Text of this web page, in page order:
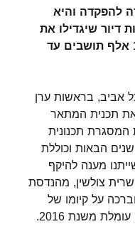
להפקדה והיא
אלף יחידות דיור שיגדילו את
העיר להיקף אוכלוסייה של 100 אלף תושבים עד
אביב, בראשות ערן
היום (שני, 19.9.22) את תכנית המתאר
המסגרת תכנונית
הבאות וכוללת
שייתנו מענה להיקף
תושבים. שרית צולשין, מהנדסת
על קיומו של
משנת 2016.